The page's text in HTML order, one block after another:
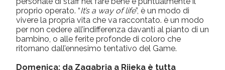
proprio operato. “It’s a way of life”, è un modo di
vivere la propria vita che va raccontato. è un modo
per non cedere all’indifferenza davanti al pianto di un
bambino, o alle ferite profonde di coloro che
ritornano dall’ennesimo tentativo del Game.
Domenica: da Zagabria a Rijeka è tutta